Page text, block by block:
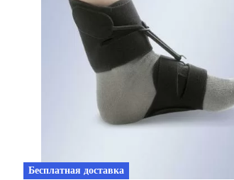
Товары для красоты и здоровья
Товары для врачей и мед.учреждений
Уникальные и полезные товары
Распродажа
Бесплатная доставка